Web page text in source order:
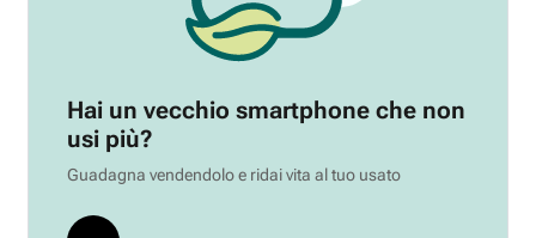
Hai un vecchio smartphone che non
usi più?
Guadagna vendendolo e ridai vita al tuo usato